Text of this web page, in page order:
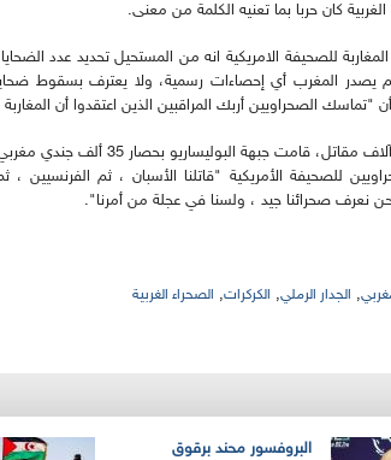
كان حربا بما تعنيه الكلمة من معنى.
للصحيفة الامريكية انه من المستحيل تحديد عدد
يصدر المغرب أي إحصاءات رسمية، ولا يعترف بسقوط
أن "تماسك الصحراويين أربك المراقبين الذين اعتقدوا أن
مع ما يقدر بعشرة آلاف مقاتل،
للصحيفة الأمريكية "قاتلنا الأسبان ، ثم الفرنسيين
نعرف صحرائنا جيد ، ولسنا في عجلة من أمرنا".
, الجدار الرملي, الكركرات, الصحراء الغربية
البروفسور محند برقوق